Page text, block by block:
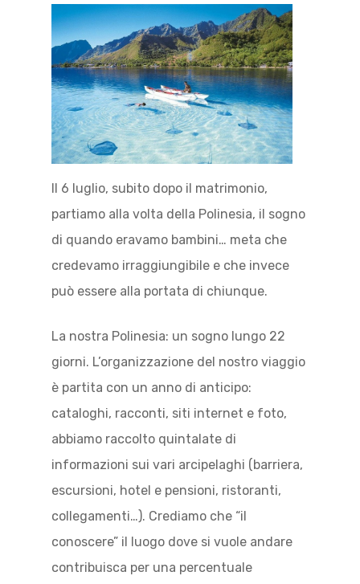
Il 6 luglio, subito dopo il matrimonio,
partiamo alla volta della Polinesia, il sogno
di quando eravamo bambini… meta che
credevamo irraggiungibile e che invece
può essere alla portata di chiunque.
La nostra Polinesia: un sogno lungo 22
giorni. L’organizzazione del nostro viaggio
è partita con un anno di anticipo:
cataloghi, racconti, siti internet e foto,
abbiamo raccolto quintalate di
informazioni sui vari arcipelaghi (barriera,
escursioni, hotel e pensioni, ristoranti,
collegamenti…). Crediamo che “il
conoscere” il luogo dove si vuole andare
contribuisca per una percentuale